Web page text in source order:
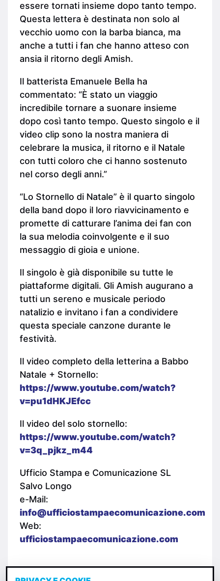
essere tornati insieme dopo tanto tempo.
Questa lettera è destinata non solo al
vecchio uomo con la barba bianca, ma
anche a tutti i fan che hanno atteso con
ansia il ritorno degli Amish.
Il batterista Emanuele Bella ha
commentato: “È stato un viaggio
incredibile tornare a suonare insieme
dopo così tanto tempo. Questo singolo e il
video clip sono la nostra maniera di
celebrare la musica, il ritorno e il Natale
con tutti coloro che ci hanno sostenuto
nel corso degli anni.”
“Lo Stornello di Natale” è il quarto singolo
della band dopo il loro riavvicinamento e
promette di catturare l’anima dei fan con
la sua melodia coinvolgente e il suo
messaggio di gioia e unione.
Il singolo è già disponibile su tutte le
piattaforme digitali. Gli Amish augurano a
tutti un sereno e musicale periodo
natalizio e invitano i fan a condividere
questa speciale canzone durante le
festività.
Il video completo della letterina a Babbo
Natale + Stornello:
https://www.youtube.com/watch?
v=pu1dHKJEfcc
Il video del solo stornello:
https://www.youtube.com/watch?
v=3q_pjkz_m44
Ufficio Stampa e Comunicazione SL
Salvo Longo
e-Mail:
info@ufficiostampaecomunicazione.com
Web:
ufficiostampaecomunicazione.com